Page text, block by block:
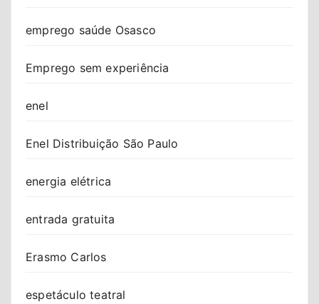
emprego saúde Osasco
Emprego sem experiência
enel
Enel Distribuição São Paulo
energia elétrica
entrada gratuita
Erasmo Carlos
espetáculo teatral